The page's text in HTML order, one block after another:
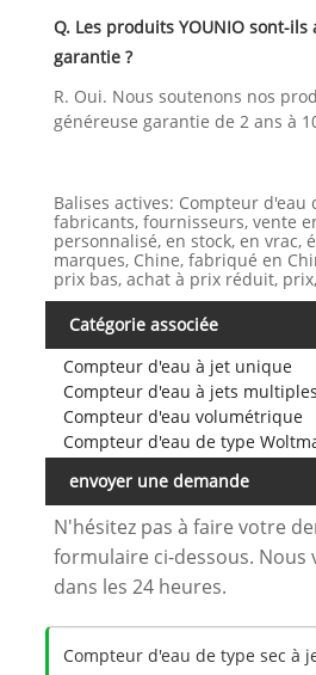
Q. Les produits YOUNIO sont-
garantie ?
R. Oui. Nous soutenons nos
généreuse garantie de 2 ans à
Balises actives: Compteur
fabricants, fournisseurs, vente
personnalisé, en stock, en vrac,
marques, Chine, fabriqué en
prix bas, achat à prix réduit,
Catégorie associée
Compteur d'eau à jet unique
Compteur d'eau à jets multiples
Compteur d'eau volumétrique
Compteur d'eau de type
envoyer une demande
N'hésitez pas à faire votre
formulaire ci-dessous. Nous
dans les 24 heures.